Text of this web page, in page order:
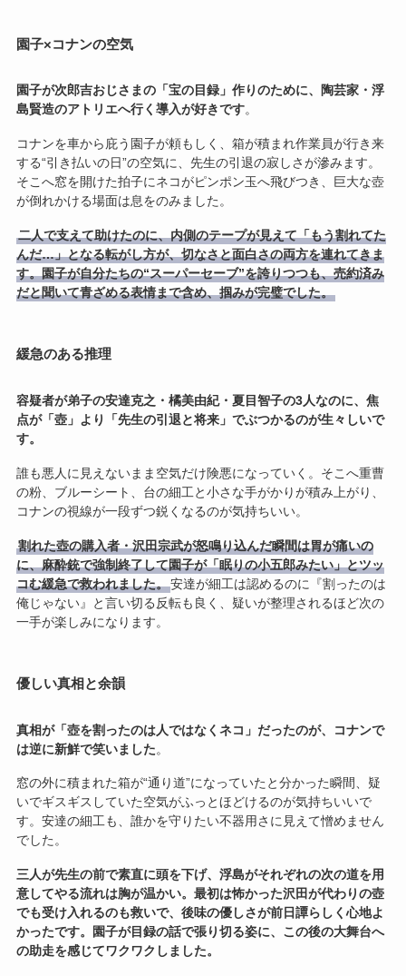
園子×コナンの空気
園子が次郎吉おじさまの「宝の目録」作りのために、陶芸家・浮
島賢造のアトリエへ行く導入が好きです。
コナンを車から庇う園子が頼もしく、箱が積まれ作業員が行き来
する“引き払いの日”の空気に、先生の引退の寂しさが滲みます。
そこへ窓を開けた拍子にネコがピンポン玉へ飛びつき、巨大な壺
が倒れかける場面は息をのみました。
二人で支えて助けたのに、内側のテープが見えて「もう割れてた
んだ…」となる転がし方が、切なさと面白さの両方を連れてきま
す。園子が自分たちの“スーパーセーブ”を誇りつつも、売約済み
だと聞いて青ざめる表情まで含め、掴みが完璧でした。
緩急のある推理
容疑者が弟子の安達克之・橘美由紀・夏目智子の3人なのに、焦
点が「壺」より「先生の引退と将来」でぶつかるのが生々しいで
す。
誰も悪人に見えないまま空気だけ険悪になっていく。そこへ重曹
の粉、ブルーシート、台の細工と小さな手がかりが積み上がり、
コナンの視線が一段ずつ鋭くなるのが気持ちいい。
割れた壺の購入者・沢田宗武が怒鳴り込んだ瞬間は胃が痛いの
に、麻酔銃で強制終了して園子が「眠りの小五郎みたい」とツッ
コむ緩急で救われました。安達が細工は認めるのに『割ったのは
俺じゃない』と言い切る反転も良く、疑いが整理されるほど次の
一手が楽しみになります。
優しい真相と余韻
真相が「壺を割ったのは人ではなくネコ」だったのが、コナンで
は逆に新鮮で笑いました。
窓の外に積まれた箱が“通り道”になっていたと分かった瞬間、疑
いでギスギスしていた空気がふっとほどけるのが気持ちいいで
す。安達の細工も、誰かを守りたい不器用さに見えて憎めません
でした。
三人が先生の前で素直に頭を下げ、浮島がそれぞれの次の道を用
意してやる流れは胸が温かい。最初は怖かった沢田が代わりの壺
でも受け入れるのも救いで、後味の優しさが前日譚らしく心地よ
かったです。園子が目録の話で張り切る姿に、この後の大舞台へ
の助走を感じてワクワクしました。